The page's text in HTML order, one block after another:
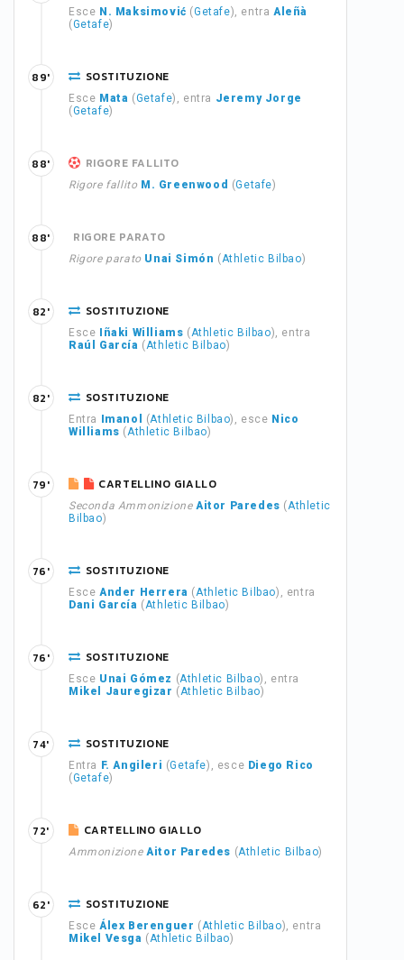
Esce N. Maksimović (Getafe), entraAleñà
(Getafe)
SOSTITUZIONE
Esce Mata (Getafe), entra Jeremy Jorge
(Getafe)
89'
RIGORE FALLITO
Rigore fallito M. Greenwood (Getafe)
88'
RIGORE PARATO
Rigore parato Unai Simón (Athletic Bilbao)
88'
SOSTITUZIONE
Esce Iñaki Williams (Athletic Bilbao), entra
Raúl García (Athletic Bilbao)
82'
SOSTITUZIONE
Entra Imanol (Athletic Bilbao), esce Nico
Williams (Athletic Bilbao)
82'
CARTELLINO GIALLO
Seconda Ammonizione Aitor Paredes (Athletic
Bilbao)
79'
SOSTITUZIONE
Esce Ander Herrera (Athletic Bilbao), entra
Dani García (Athletic Bilbao)
76'
SOSTITUZIONE
Esce Unai Gómez (Athletic Bilbao), entra
Mikel Jauregizar (Athletic Bilbao)
76'
SOSTITUZIONE
Entra F. Angileri (Getafe), esce Diego Rico
(Getafe)
74'
CARTELLINO GIALLO
Ammonizione Aitor Paredes (Athletic Bilbao)
72'
SOSTITUZIONE
Esce Álex Berenguer (Athletic Bilbao), entra
Mikel Vesga (Athletic Bilbao)
62'